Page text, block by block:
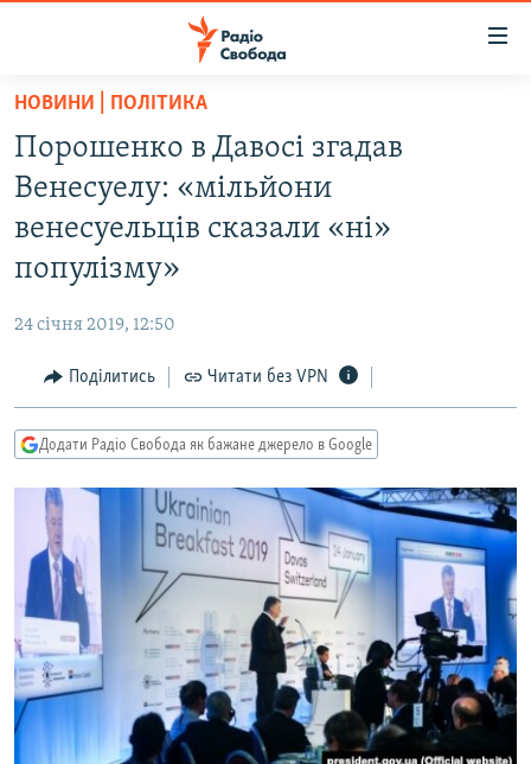
Перейти
основного
матеріалу
до
основної
Перейти
пошуку
ВСЕ ЗА ДОБУ
ПОЛІТИКА
КУЛЬТУРА
СПОРТ
СВІТ
ДОНБАС.РЕАЛІЇ
КРИМ.РЕАЛІЇ
ТИ ЯК?
КИТАЙ.ВИКЛИКИ
МУЛЬТИМЕДІА
ФОТО
СПЕЦПРОЄКТИ
ПОДКАСТИ
КРИМ РЕАЛІЇ
НОВИНИ | ПОЛІТИКА
Порошенко в Давосі згадав
Венесуелу: «мільйони
венесуельців сказали «ні»
популізму»
24 січня 2019, 12:50
Поділитись Читати без VPN
Додати Радіо Свобода як бажане джерело в Google